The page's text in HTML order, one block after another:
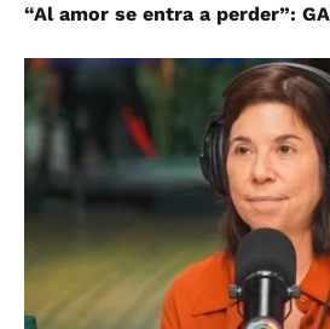
“Al amor se entra a perder”: